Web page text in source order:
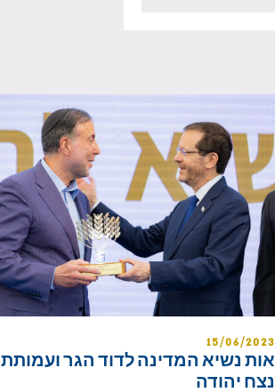
15/06/2023
אות נשיא המדינה לדוד הגר ועמותת
נצח יהודה